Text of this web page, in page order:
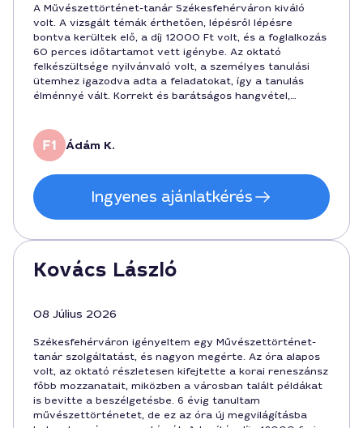
A Művészettörténet-tanár Székesfehérváron kiváló
volt. A vizsgált témák érthetően, lépésről lépésre
bontva kerültek elő, a díj 12000 Ft volt, és a foglalkozás
60 perces időtartamot vett igénybe. Az oktató
felkészültsége nyilvánvaló volt, a személyes tanulási
ütemhez igazodva adta a feladatokat, így a tanulás
élménnyé vált. Korrekt és barátságos hangvétel,
Ádám K.
Ingyenes ajánlatkérés
Kovács László
08 Július 2026
Székesfehérváron igényeltem egy Művészettörténet-
tanár szolgáltatást, és nagyon megérte. Az óra alapos
volt, az oktató részletesen kifejtette a korai reneszánsz
főbb mozzanatait, miközben a városban talált példákat
is bevitte a beszélgetésbe. 6 évig tanultam
művészettörténetet, de ez az óra új megvilágításba